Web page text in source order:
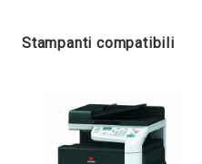
Stampanti compatibili